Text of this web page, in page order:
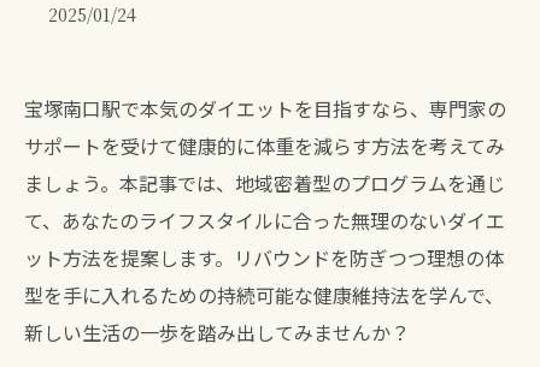
2025/01/24
宝塚南口駅で本気のダイエットを目指すなら、専門家の
サポートを受けて健康的に体重を減らす方法を考えてみ
ましょう。本記事では、地域密着型のプログラムを通じ
て、あなたのライフスタイルに合った無理のないダイエ
ット方法を提案します。リバウンドを防ぎつつ理想の体
型を手に入れるための持続可能な健康維持法を学んで、
新しい生活の一歩を踏み出してみませんか？